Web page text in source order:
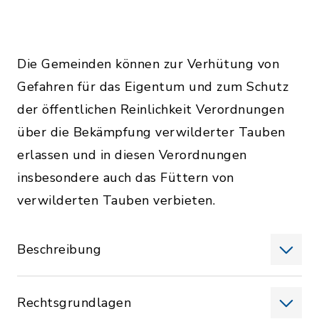
Die Gemeinden können zur Verhütung von
Gefahren für das Eigentum und zum Schutz
der öffentlichen Reinlichkeit Verordnungen
über die Bekämpfung verwilderter Tauben
erlassen und in diesen Verordnungen
insbesondere auch das Füttern von
verwilderten Tauben verbieten.
Beschreibung
Rechtsgrundlagen